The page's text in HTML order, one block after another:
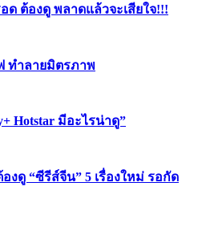
ด ต้องดู พลาดแล้วจะเสียใจ!!!
ทำลายมิตรภาพ
Hotstar มีอะไรน่าดู”
งดู “ซีรีส์จีน” 5 เรื่องใหม่ รอกัด